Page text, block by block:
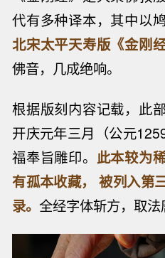
代有多种译本，其中以
北宋太平天寿版《金刚经
佛音，几成绝响。
根据版刻内容记载，此
开庆元年三月（公元
福奉旨雕印。 此本较为
有孤本收藏， 被列入第
录。全经字体斩方，取法